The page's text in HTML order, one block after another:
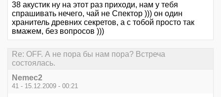
38 акустик ну на этот раз приходи, нам у тебя
спрашивать нечего, чай не Спектор ))) он один
хранитель древних секретов, а с тобой просто так
вмажем, без вопросов )))
Re: OFF. А не пора бы нам пора? Встреча
состоялась.
Nemec2
41 - 15.12.2009 - 00:21